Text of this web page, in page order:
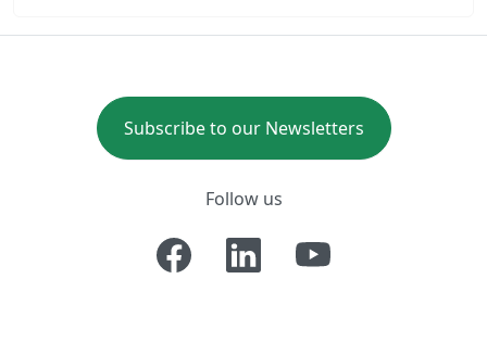
Subscribe to our Newsletters
Follow us